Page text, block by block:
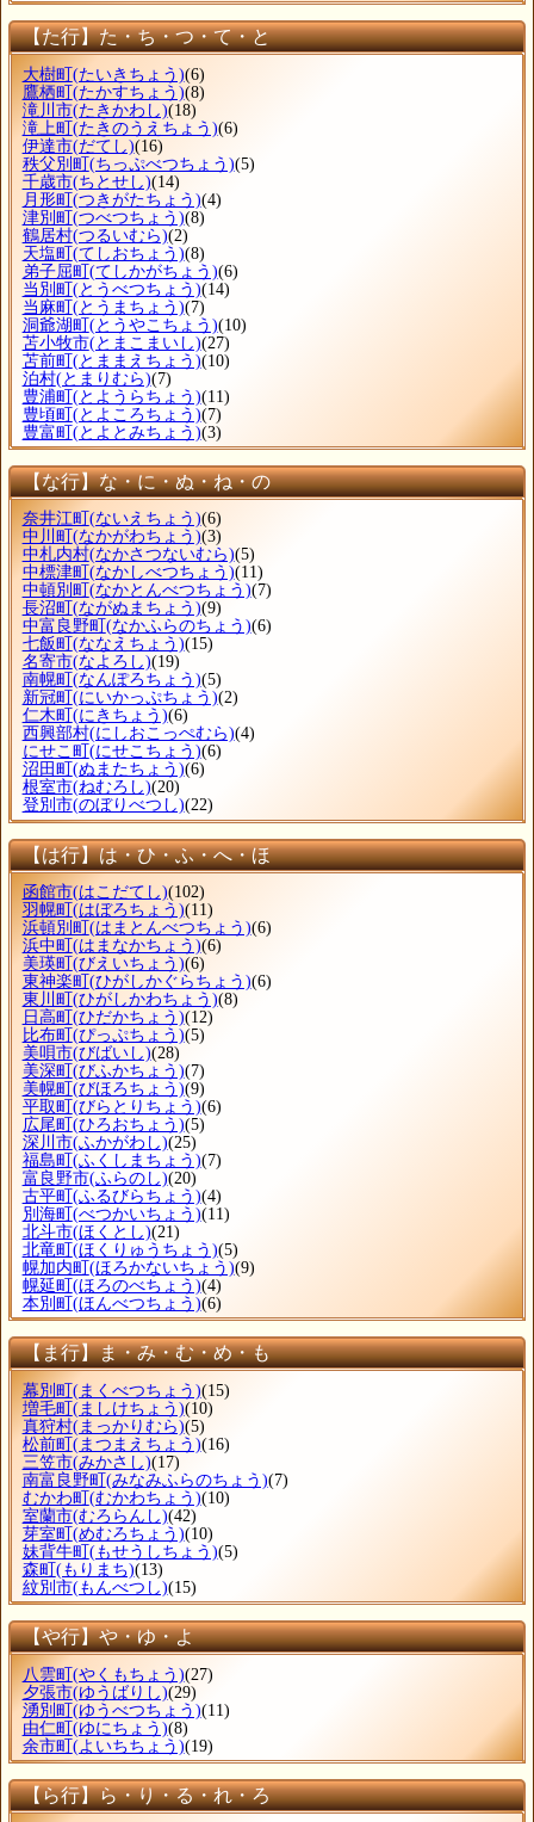
【た行】た・ち・つ・て・と
大樹町(たいきちょう)(6)
鷹栖町(たかすちょう)(8)
滝川市(たきかわし)(18)
滝上町(たきのうえちょう)(6)
伊達市(だてし)(16)
秩父別町(ちっぷべつちょう)(5)
千歳市(ちとせし)(14)
月形町(つきがたちょう)(4)
津別町(つべつちょう)(8)
鶴居村(つるいむら)(2)
天塩町(てしおちょう)(8)
弟子屈町(てしかがちょう)(6)
当別町(とうべつちょう)(14)
当麻町(とうまちょう)(7)
洞爺湖町(とうやこちょう)(10)
苫小牧市(とまこまいし)(27)
苫前町(とままえちょう)(10)
泊村(とまりむら)(7)
豊浦町(とようらちょう)(11)
豊頃町(とよころちょう)(7)
豊富町(とよとみちょう)(3)
【な行】な・に・ぬ・ね・の
奈井江町 (ないえちょう)(6)
中川町 (なかがわちょう)(3)
中札内村(なかさつないむら)(5)
中標津町 (なかしべつちょう)(11)
中頓別町 (なかとんべつちょう)(7)
長沼町 (ながぬまちょう)(9)
中富良野町 (なかふらのちょう)(6)
七飯町 (ななえちょう)(15)
名寄市(なよろし)(19)
南幌町 (なんぽろちょう)(5)
新冠町 (にいかっぷちょう)(2)
仁木町 (にきちょう)(6)
西興部村(にしおこっぺむら)(4)
にせこ町 (にせこちょう)(6)
沼田町 (ぬまたちょう)(6)
根室市(ねむろし)(20)
登別市(のぼりべつし)(22)
【は行】は・ひ・ふ・へ・ほ
函館市(はこだてし)(102)
羽幌町 (はぼろちょう)(11)
浜頓別町 (はまとんべつちょう)(6)
浜中町 (はまなかちょう)(6)
美瑛町 (びえいちょう)(6)
東神楽町 (ひがしかぐらちょう)(6)
東川町 (ひがしかわちょう)(8)
日高町 (ひだかちょう)(12)
比布町 (ぴっぷちょう)(5)
美唄市(びばいし)(28)
美深町 (びふかちょう)(7)
美幌町 (びほろちょう)(9)
平取町 (びらとりちょう)(6)
広尾町 (ひろおちょう)(5)
深川市(ふかがわし)(25)
福島町 (ふくしまちょう)(7)
富良野市(ふらのし)(20)
古平町 (ふるびらちょう)(4)
別海町 (べつかいちょう)(11)
北斗市(ほくとし)(21)
北竜町 (ほくりゅうちょう)(5)
幌加内町 (ほろかないちょう)(9)
幌延町 (ほろのべちょう)(4)
本別町 (ほんべつちょう)(6)
【ま行】ま・み・む・め・も
幕別町 (まくべつちょう)(15)
増毛町 (ましけちょう)(10)
真狩村(まっかりむら)(5)
松前町 (まつまえちょう)(16)
三笠市(みかさし)(17)
南富良野町 (みなみふらのちょう)(7)
むかわ町 (むかわちょう)(10)
室蘭市(むろらんし)(42)
芽室町 (めむろちょう)(10)
妹背牛町 (もせうしちょう)(5)
森町 (もりまち)(13)
紋別市(もんべつし)(15)
【や行】や・ゆ・よ
八雲町(やくもちょう)(27)
夕張市(ゆうばりし)(29)
湧別町(ゆうべつちょう)(11)
由仁町(ゆにちょう)(8)
余市町(よいちちょう)(19)
【ら行】ら・り・る・れ・ろ